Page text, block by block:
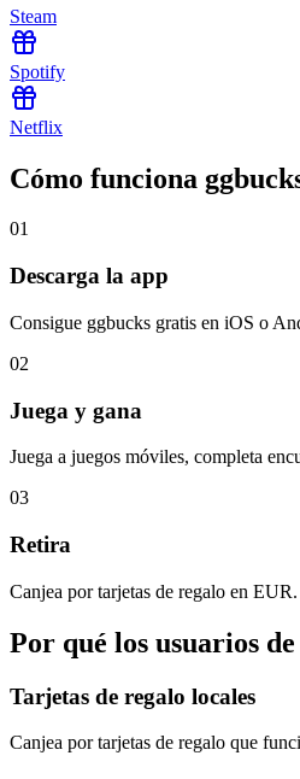
Steam
Spotify
Netflix
Cómo funciona
01
Descarga la app
Consigue ggbucks gratis en iOS o
02
Juega y gana
Juega a juegos móviles, completa
03
Retira
Canjea por tarjetas de regalo en
Por qué los usuarios
Tarjetas de regalo locales
Canjea por tarjetas de regalo que